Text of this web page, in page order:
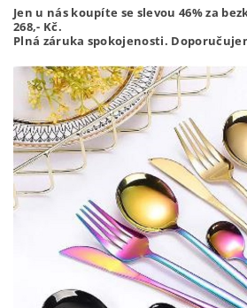
Jen u nás koupíte se slevou 46% za
268,- Kč.
Plná záruka spokojenosti.